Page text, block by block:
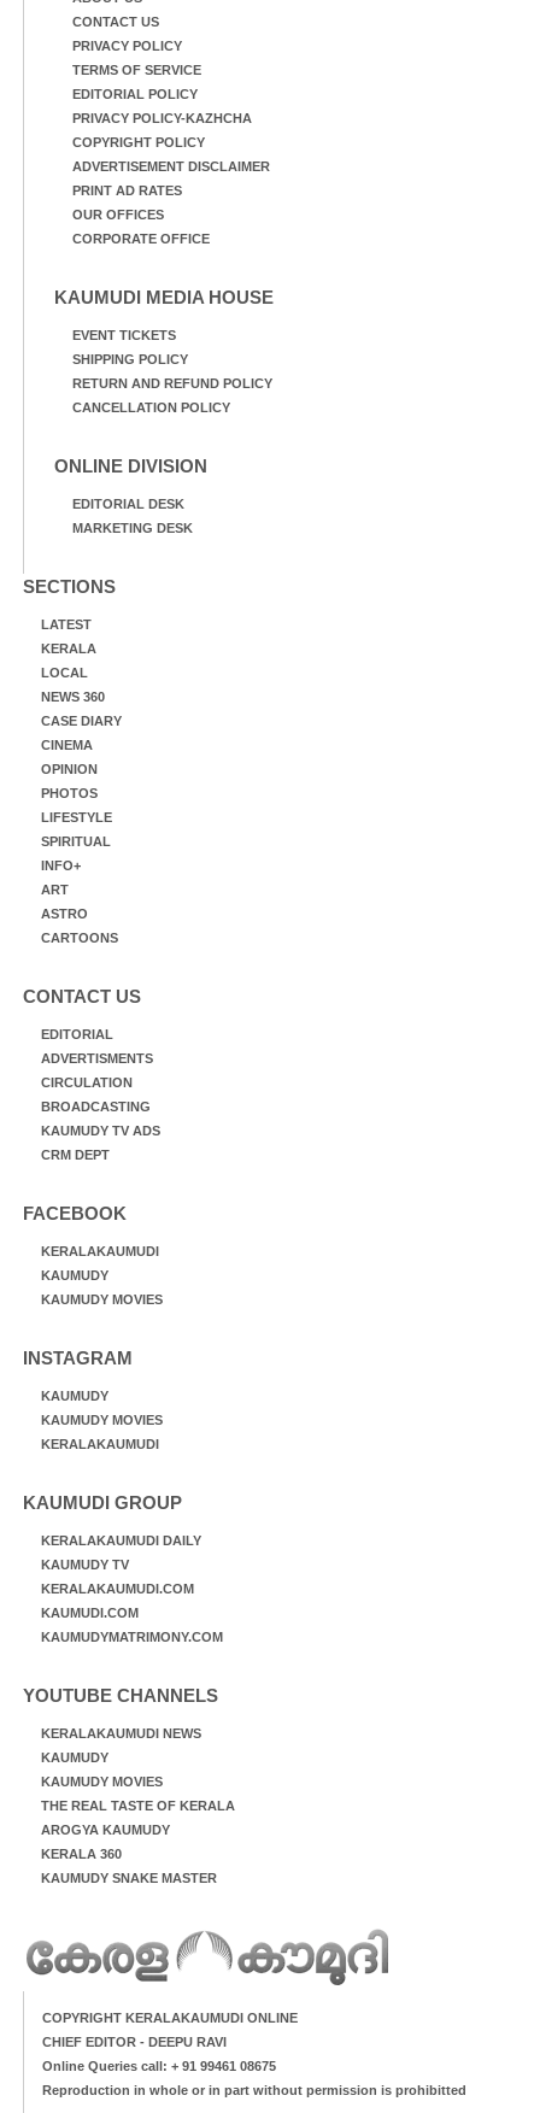
CONTACT US
PRIVACY POLICY
TERMS OF SERVICE
EDITORIAL POLICY
PRIVACY POLICY-KAZHCHA
COPYRIGHT POLICY
ADVERTISEMENT DISCLAIMER
PRINT AD RATES
OUR OFFICES
CORPORATE OFFICE
KAUMUDI MEDIA HOUSE
EVENT TICKETS
SHIPPING POLICY
RETURN AND REFUND POLICY
CANCELLATION POLICY
ONLINE DIVISION
EDITORIAL DESK
MARKETING DESK
SECTIONS
LATEST
KERALA
LOCAL
NEWS 360
CASE DIARY
CINEMA
OPINION
PHOTOS
LIFESTYLE
SPIRITUAL
INFO+
ART
ASTRO
CARTOONS
CONTACT US
EDITORIAL
ADVERTISMENTS
CIRCULATION
BROADCASTING
KAUMUDY TV ADS
CRM DEPT
FACEBOOK
KERALAKAUMUDI
KAUMUDY
KAUMUDY MOVIES
INSTAGRAM
KAUMUDY
KAUMUDY MOVIES
KERALAKAUMUDI
KAUMUDI GROUP
KERALAKAUMUDI DAILY
KAUMUDY TV
KERALAKAUMUDI.COM
KAUMUDI.COM
KAUMUDYMATRIMONY.COM
YOUTUBE CHANNELS
KERALAKAUMUDI NEWS
KAUMUDY
KAUMUDY MOVIES
THE REAL TASTE OF KERALA
AROGYA KAUMUDY
KERALA 360
KAUMUDY SNAKE MASTER
COPYRIGHT KERALAKAUMUDI ONLINE
CHIEF EDITOR - DEEPU RAVI
Online Queries call: + 91 99461 08675
Reproduction in whole or in part without permission is prohibitted